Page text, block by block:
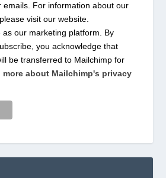
emails. For information about our
visit our website.
as our marketing platform. By
you acknowledge that
be transferred to Mailchimp for
more about Mailchimp's privacy